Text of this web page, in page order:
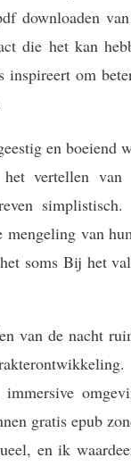
downloaden
die het kan
inspireert om
en boeiend
vertellen van
simplistisch.
mengeling van
soms Bij het
van de nacht
gratis epub
en ik